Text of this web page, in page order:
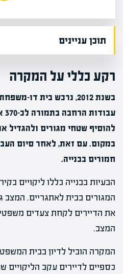
תוכן עניינים
רקע כללי על המקרה
בשנת 2012, נרכש בית
להוסיף שטחי מגורים ולהגדיל
במקום. עם זאת, לאחר סיום
חמורים בבנייה.
הבעיות בבנייה כללו ליקויים
המגורים בבית לאתגריים. המצב
את הדיירים לקחת צעדים
המצב.
המקרה הוביל לדיון בבית
כספיים לדיירים עקב הליקויים